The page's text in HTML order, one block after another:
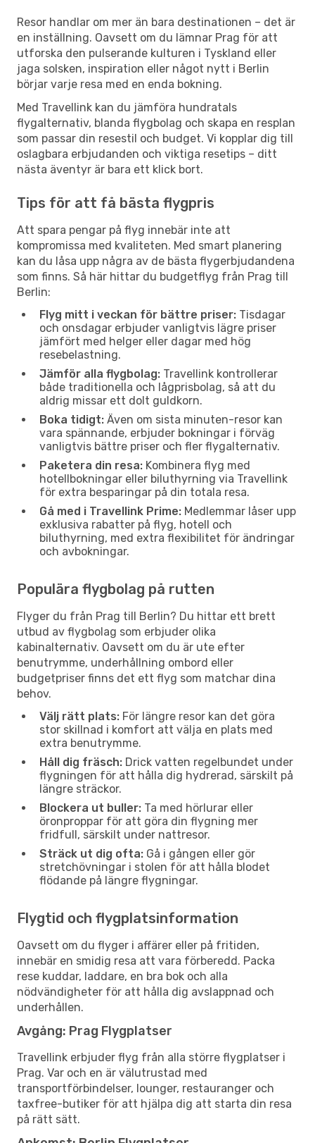
Resor handlar om mer än bara destinationen – det är
en inställning. Oavsett om du lämnar Prag för att
utforska den pulserande kulturen i Tyskland eller
jaga solsken, inspiration eller något nytt i Berlin
börjar varje resa med en enda bokning.
Med Travellink kan du jämföra hundratals
flygalternativ, blanda flygbolag och skapa en resplan
som passar din resestil och budget. Vi kopplar dig till
oslagbara erbjudanden och viktiga resetips – ditt
nästa äventyr är bara ett klick bort.
Tips för att få bästa flygpris
Att spara pengar på flyg innebär inte att
kompromissa med kvaliteten. Med smart planering
kan du låsa upp några av de bästa flygerbjudandena
som finns. Så här hittar du budgetflyg från Prag till
Berlin:
Flyg mitt i veckan för bättre priser: Tisdagar
och onsdagar erbjuder vanligtvis lägre priser
jämfört med helger eller dagar med hög
resebelastning.
Jämför alla flygbolag: Travellink kontrollerar
både traditionella och lågprisbolag, så att du
aldrig missar ett dolt guldkorn.
Boka tidigt: Även om sista minuten-resor kan
vara spännande, erbjuder bokningar i förväg
vanligtvis bättre priser och fler flygalternativ.
Paketera din resa: Kombinera flyg med
hotellbokningar eller biluthyrning via Travellink
för extra besparingar på din totala resa.
Gå med i Travellink Prime: Medlemmar låser upp
exklusiva rabatter på flyg, hotell och
biluthyrning, med extra flexibilitet för ändringar
och avbokningar.
Populära flygbolag på rutten
Flyger du från Prag till Berlin? Du hittar ett brett
utbud av flygbolag som erbjuder olika
kabinalternativ. Oavsett om du är ute efter
benutrymme, underhållning ombord eller
budgetpriser finns det ett flyg som matchar dina
behov.
Välj rätt plats: För längre resor kan det göra
stor skillnad i komfort att välja en plats med
extra benutrymme.
Håll dig fräsch: Drick vatten regelbundet under
flygningen för att hålla dig hydrerad, särskilt på
längre sträckor.
Blockera ut buller: Ta med hörlurar eller
öronproppar för att göra din flygning mer
fridfull, särskilt under nattresor.
Sträck ut dig ofta: Gå i gången eller gör
stretchövningar i stolen för att hålla blodet
flödande på längre flygningar.
Flygtid och flygplatsinformation
Oavsett om du flyger i affärer eller på fritiden,
innebär en smidig resa att vara förberedd. Packa
rese kuddar, laddare, en bra bok och alla
nödvändigheter för att hålla dig avslappnad och
underhållen.
Avgång: Prag Flygplatser
Travellink erbjuder flyg från alla större flygplatser i
Prag. Var och en är välutrustad med
transportförbindelser, lounger, restauranger och
taxfree-butiker för att hjälpa dig att starta din resa
på rätt sätt.